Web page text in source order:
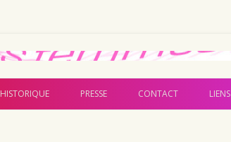
Aller au contenu principal
HISTORIQUE PRESSE CONTACT LIENS